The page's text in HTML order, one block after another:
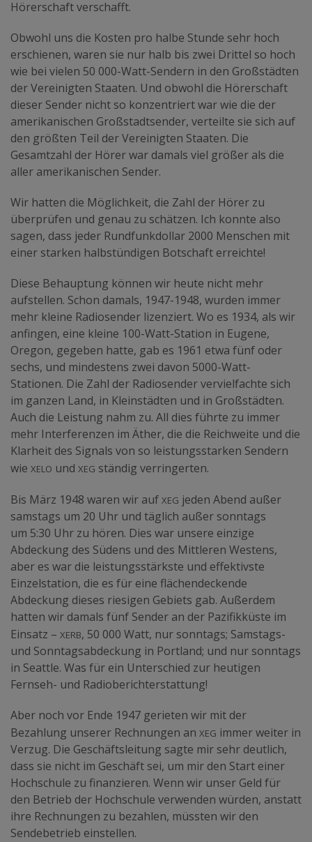
Hörerschaft verschafft.
Obwohl uns die Kosten pro halbe Stunde sehr hoch
erschienen, waren sie nur halb bis zwei Drittel so hoch
wie bei vielen 50 000-Watt-Sendern in den Großstädten
der Vereinigten Staaten. Und obwohl die Hörerschaft
dieser Sender nicht so konzentriert war wie die der
amerikanischen Großstadtsender, verteilte sie sich auf
den größten Teil der Vereinigten Staaten. Die
Gesamtzahl der Hörer war damals viel größer als die
aller amerikanischen Sender.
Wir hatten die Möglichkeit, die Zahl der Hörer zu
überprüfen und genau zu schätzen. Ich konnte also
sagen, dass jeder Rundfunkdollar 2000 Menschen mit
einer starken halbstündigen Botschaft erreichte!
Diese Behauptung können wir heute nicht mehr
aufstellen. Schon damals, 1947-1948, wurden immer
mehr kleine Radiosender lizenziert. Wo es 1934, als wir
anfingen, eine kleine 100-Watt-Station in Eugene,
Oregon, gegeben hatte, gab es 1961 etwa fünf oder
sechs, und mindestens zwei davon 5000-Watt-
Stationen. Die Zahl der Radiosender vervielfachte sich
im ganzen Land, in Kleinstädten und in Großstädten.
Auch die Leistung nahm zu. All dies führte zu immer
mehr Interferenzen im Äther, die die Reichweite und die
Klarheit des Signals von so leistungsstarken Sendern
wie xelo und xeg ständig verringerten.
Bis März 1948 waren wir aufxeg jeden Abend außer
samstags um 20 Uhr und täglich außer sonntags
um 5:30 Uhr zu hören. Dies war unsere einzige
Abdeckung des Südens und des Mittleren Westens,
aber es war die leistungsstärkste und effektivste
Einzelstation, die es für eine flächendeckende
Abdeckung dieses riesigen Gebiets gab. Außerdem
hatten wir damals fünf Sender an der Pazifikküste im
Einsatz – xerb, 50 000 Watt, nur sonntags; Samstags-
und Sonntagsabdeckung in Portland; und nur sonntags
in Seattle. Was für ein Unterschied zur heutigen
Fernseh- und Radioberichterstattung!
Aber noch vor Ende 1947 gerieten wir mit der
Bezahlung unserer Rechnungen an xeg immer weiter in
Verzug. Die Geschäftsleitung sagte mir sehr deutlich,
dass sie nicht im Geschäft sei, um mir den Start einer
Hochschule zu finanzieren. Wenn wir unser Geld für
den Betrieb der Hochschule verwenden würden, anstatt
ihre Rechnungen zu bezahlen, müssten wir den
Sendebetrieb einstellen.